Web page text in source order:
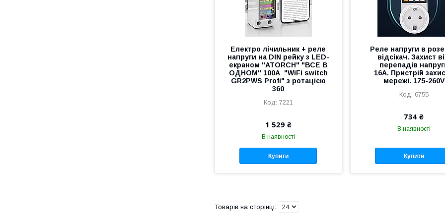
Електро лічильник + реле
напруги на DIN рейку з LED-
екраном "ATORCH" "ВСЕ В
ОДНОМ" 100A "WiFi switch
GR2PWS Profi" з ротацією
360
7221
1 529 ₴
В наявності
Купити
Реле напруги в
відсікач. Захист
перепадів
16A. Пристрій
мережі. 175-260V
6755
734 ₴
В наявності
Купити